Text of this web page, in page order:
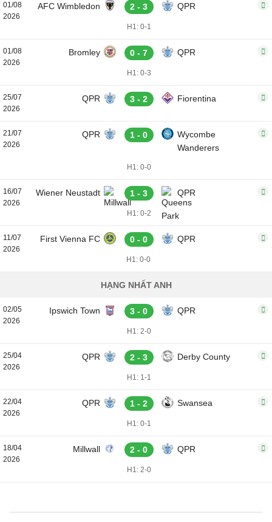
01/08
2026
AFC Wimbledon 2 - 3 QPR
H1: 0-1
01/08
2026
Bromley 0 - 7 QPR
H1: 0-3
25/07
2026
QPR 3 - 2 Fiorentina
21/07
2026
QPR 1 - 0
Wycombe
Wanderers
H1: 0-0
16/07
2026
Wiener Neustadt 1 - 3 QPR
H1: 0-2
11/07
2026
First Vienna FC 0 - 0 QPR
H1: 0-0
HẠNG NHẤT ANH
02/05
2026
Ipswich Town 3 - 0 QPR
H1: 2-0
25/04
2026
QPR 2 - 3 Derby County
H1: 1-1
22/04
2026
QPR 1 - 2 Swansea
H1: 0-1
18/04
2026
Millwall 2 - 0 QPR
H1: 2-0